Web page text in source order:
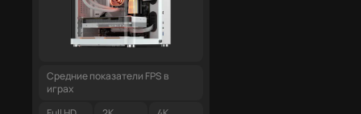
Средние показатели FPS в
играх